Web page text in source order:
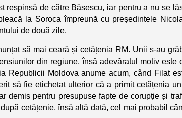
respinsă de către Băsescu, iar pentru a nu se
la Soroca împreună cu președintele
de două zile.
să mai ceară și cetățenia RM. Unii s-au
din regiune, însă adevăratul motiv este
Republicii Moldova anume acum, când Filat
să fie etichetat ulterior că a primit cetățenia
demis pentru presupuse fapte de corupție și
cetățenie, însă altă dată, cel mai probabil